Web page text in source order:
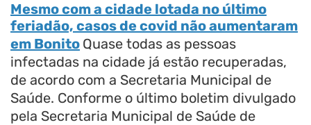
Mesmo com a cidade lotada no último
feriadão, casos de covid não aumentaram
em Bonito Quase todas as pessoas
infectadas na cidade já estão recuperadas,
de acordo com a Secretaria Municipal de
Saúde. Conforme o último boletim divulgado
pela Secretaria Municipal de Saúde de